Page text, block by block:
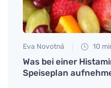
Eva Novotná 10
Was bei einer
Speiseplan